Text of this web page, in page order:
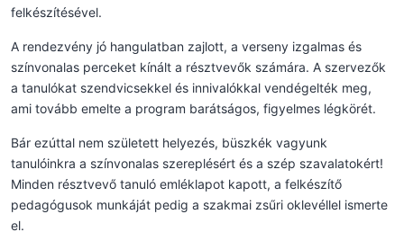
felkészítésével.
A rendezvény jó hangulatban zajlott, a verseny izgalmas és
színvonalas perceket kínált a résztvevők számára. A szervezők
a tanulókat szendvicsekkel és innivalókkal vendégelték meg,
ami tovább emelte a program barátságos, figyelmes légkörét.
Bár ezúttal nem született helyezés, büszkék vagyunk
tanulóinkra a színvonalas szereplésért és a szép szavalatokért!
Minden résztvevő tanuló emléklapot kapott, a felkészítő
pedagógusok munkáját pedig a szakmai zsűri oklevéllel ismerte
el.